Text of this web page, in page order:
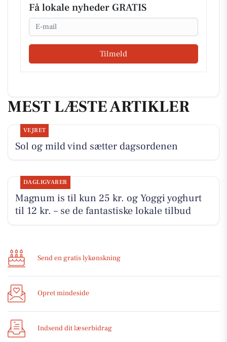
Få lokale nyheder GRATIS
Email
Tilmeld
MEST LÆSTE ARTIKLER
VEJRET
Sol og mild vind sætter dagsordenen
DAGLIGVARER
Magnum is til kun 25 kr. og Yoggi yoghurt
til 12 kr. – se de fantastiske lokale tilbud
Send en gratis lykønskning
Opret mindeside
Indsend dit læserbidrag